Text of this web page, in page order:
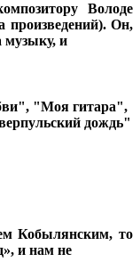
Володе
произведений). Он,
музыку, и
"Моя гитара",
дождь"
Кобылянским, то
и нам не